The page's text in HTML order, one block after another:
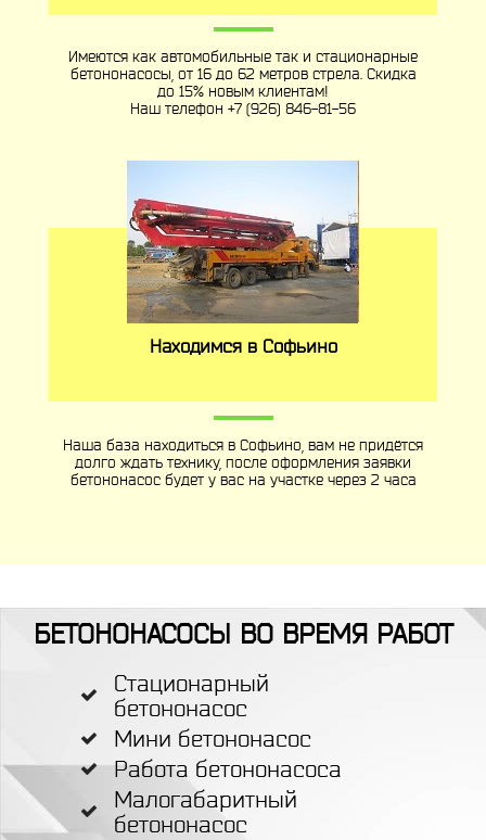
Имеются как автомобильные так и стационарные
бетононасосы, от 16 до 62 метров стрела. Скидка
до 15% новым клиентам!
Наш телефон +7 (926) 846-81-56
Находимся в Софьино
Наша база находиться в Софьино, вам не придётся
долго ждать технику, после оформления заявки
бетононасос будет у вас на участке через 2 часа
БЕТОНОНАСОСЫ ВО ВРЕМЯ РАБОТ
Стационарный
бетононасос
Мини бетононасос
Работа бетононасоса
Малогабаритный
бетононасос